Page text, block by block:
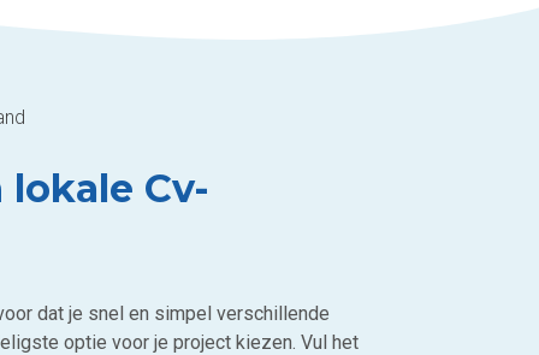
Cv-
dat je snel en simpel verschillende
optie voor je project kiezen. Vul het